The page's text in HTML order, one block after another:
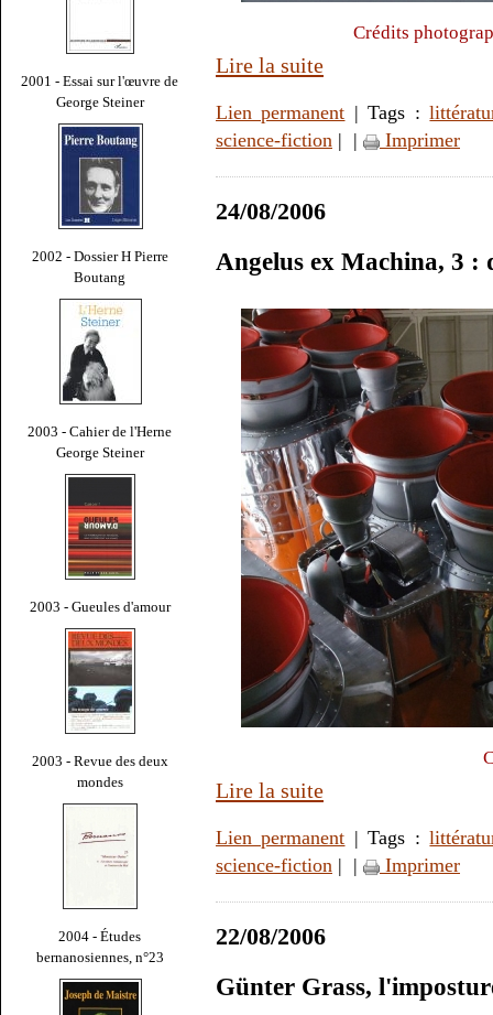
2001 - Essai sur l'œuvre de
George Steiner
2002 - Dossier H Pierre
Boutang
2003 - Cahier de l'Herne
George Steiner
2003 - Gueules d'amour
2003 - Revue des deux
mondes
2004 - Études
bernanosiennes, n°23
Crédits
Lire la suite
Lien permanent | Tags :
science-fiction | | Imprimer
24/08/2006
Angelus ex Machina, 3 :
Lire la suite
Lien permanent | Tags :
science-fiction | | Imprimer
22/08/2006
Günter Grass,